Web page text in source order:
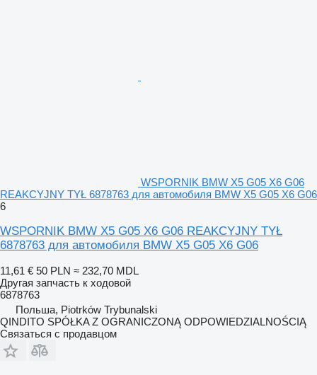
WSPORNIK BMW X5 G05 X6 G06
REAKCYJNY TYŁ 6878763 для автомобиля BMW X5 G05 X6 G06
6
WSPORNIK BMW X5 G05 X6 G06 REAKCYJNY TYŁ
6878763 для автомобиля BMW X5 G05 X6 G06
11,61 € 50 PLN ≈ 232,70 MDL
Другая запчасть к ходовой
6878763
Польша, Piotrków Trybunalski
QINDITO SPÓŁKA Z OGRANICZONĄ ODPOWIEDZIALNOŚCIĄ
Связаться с продавцом